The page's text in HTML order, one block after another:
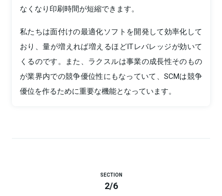
なくなり印刷時間が短縮できます。
私たちは面付けの最適化ソフトを開発して効率化して
おり、量が増えれば増えるほどITレバレッジが効いて
くるのです。また、ラクスルは事業の成長性そのもの
が業界内での競争優位性にもなっていて、SCMは競争
優位を作るために重要な機能となっています。
SECTION
2/6